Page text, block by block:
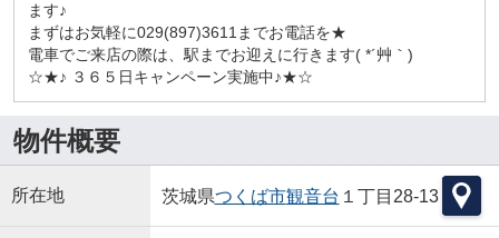
ます♪
まずはお気軽に029(897)3611までお電話を★
電車でご来店の際は、駅までお迎えに行きます( *´艸｀)
☆★♪ ３６５日キャンペーン実施中♪★☆
物件概要
所在地 茨城県つくば市観音台 １丁目28-13